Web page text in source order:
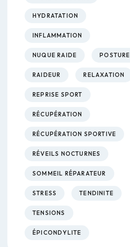
HYDRATATION
INFLAMMATION
NUQUE RAIDE POSTURE
RAIDEUR RELAXATION
REPRISE SPORT
RÉCUPÉRATION
RÉCUPÉRATION SPORTIVE
RÉVEILS NOCTURNES
SOMMEIL RÉPARATEUR
STRESS TENDINITE
TENSIONS
ÉPICONDYLITE